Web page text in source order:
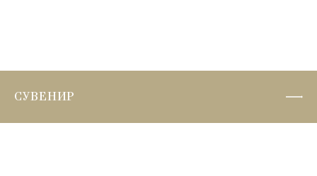
СУВЕНИР